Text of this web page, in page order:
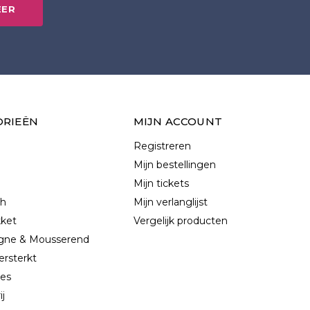
& Mousserend
MIJN ACCOUNT
Registreren
Mijn bestellingen
Mijn tickets
Mijn verlanglijst
Vergelijk producten